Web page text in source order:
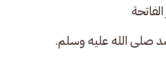
صلى الله عليه وسلم.